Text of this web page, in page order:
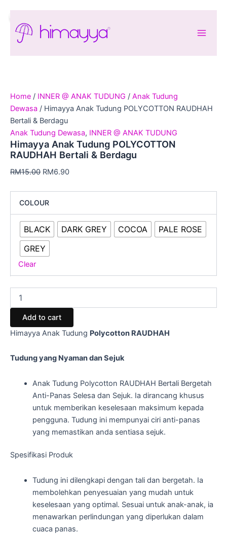
content
Home / INNER @ ANAK TUDUNG / Anak Tudung
Dewasa / Himayya Anak Tudung POLYCOTTON RAUDHAH
Bertali & Berdagu
Anak Tudung Dewasa, INNER @ ANAK TUDUNG
Himayya Anak Tudung POLYCOTTON
RAUDHAH Bertali & Berdagu
RM15.00
was:
RM6.90
is:
RM6.90.
COLOUR
BLACK DARK GREY COCOA
PALE ROSE
GREY
Clear
Tudung
POLYCOTTON
RAUDHAH
Bertali
Add to cart
Himayya Anak Tudung Polycotton RAUDHAH
Tudung yang Nyaman dan Sejuk
Anak Tudung Polycotton RAUDHAH Bertali Bergetah
Anti-Panas Selesa dan Sejuk. Ia dirancang khusus
untuk memberikan keselesaan maksimum kepada
pengguna. Tudung ini mempunyai ciri anti-panas
yang memastikan anda sentiasa sejuk.
Spesifikasi Produk
Tudung ini dilengkapi dengan tali dan bergetah. Ia
membolehkan penyesuaian yang mudah untuk
keselesaan yang optimal. Sesuai untuk anak-anak, ia
menawarkan perlindungan yang diperlukan dalam
cuaca panas.